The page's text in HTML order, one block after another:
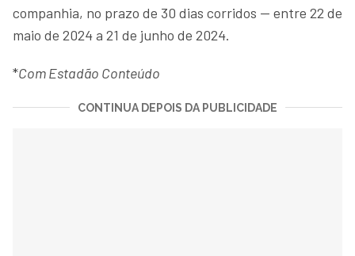
companhia, no prazo de 30 dias corridos — entre 22 de
maio de 2024 a 21 de junho de 2024.
*Com Estadão Conteúdo
CONTINUA DEPOIS DA PUBLICIDADE